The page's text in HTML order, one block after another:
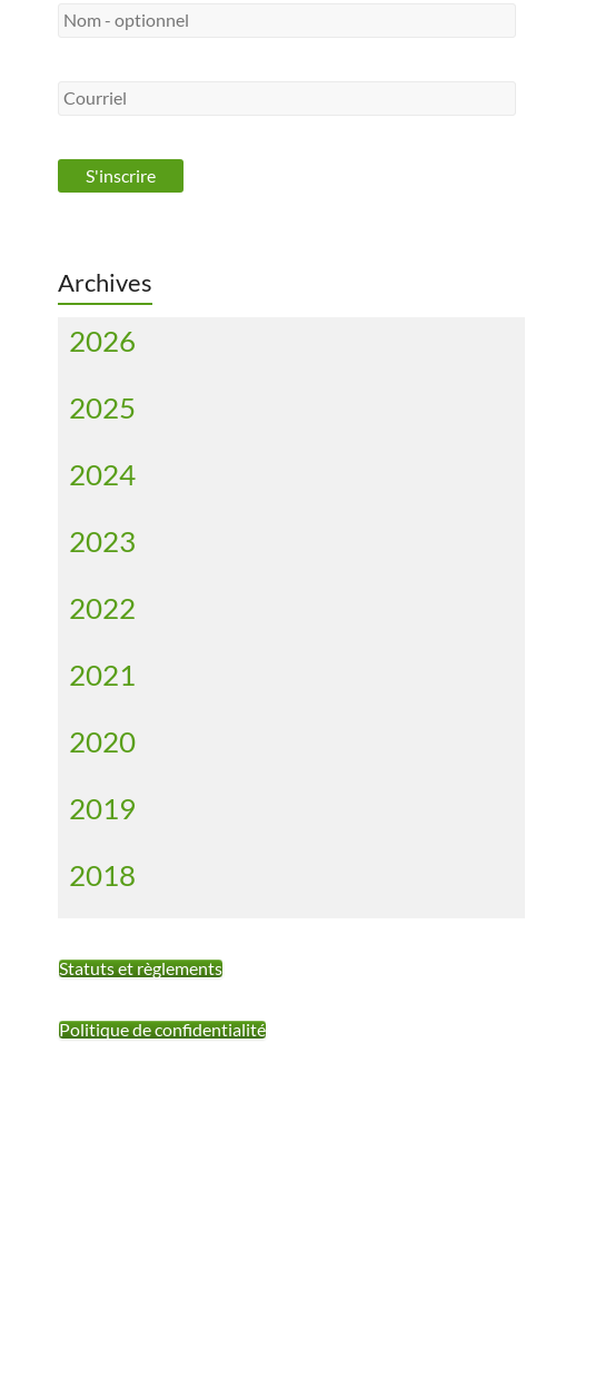
Archives
2026
2025
2024
2023
2022
2021
2020
2019
2018
Statuts et règlements
Politique de confidentialité